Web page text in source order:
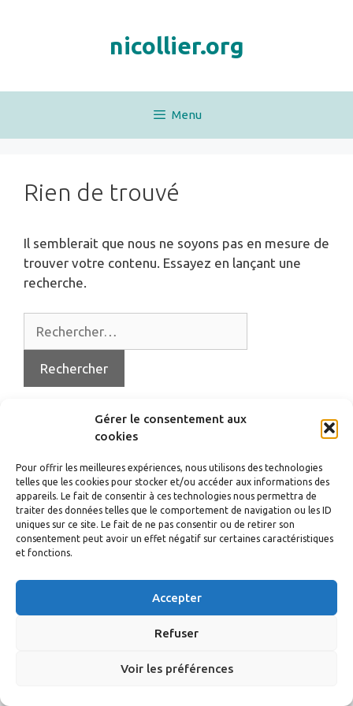
Gérer le consentement aux
cookies
Pour offrir les meilleures expériences, nous utilisons des technologies
telles que les cookies pour stocker et/ou accéder aux informations des
appareils. Le fait de consentir à ces technologies nous permettra de
traiter des données telles que le comportement de navigation ou les ID
uniques sur ce site. Le fait de ne pas consentir ou de retirer son
consentement peut avoir un effet négatif sur certaines caractéristiques
et fonctions.
Accepter
Refuser
Voir les préférences
nicollier.org
Menu
Rien de trouvé
Il semblerait que nous ne soyons pas en mesure de
trouver votre contenu. Essayez en lançant une
recherche.